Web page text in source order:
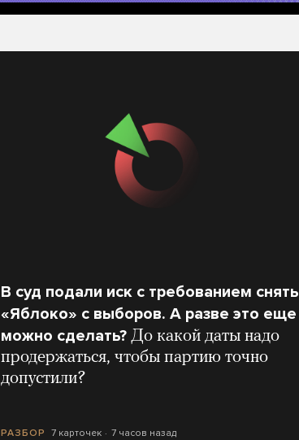
В суд подали иск с требованием снять
«Яблоко» с выборов. А разве это еще
можно сделать? До какой даты надо
продержаться, чтобы партию точно
допустили?
РАЗБОР 7 карточек 7 часов назад